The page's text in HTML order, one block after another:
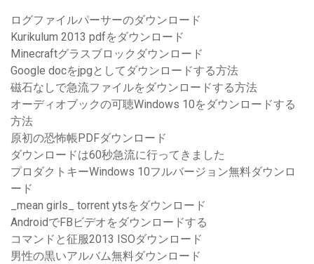
ログファイルパーサーのダウンロード
Kurikulum 2013 pdfをダウンロード
Minecraftグラスブロックダウンロード
Google docをjpgとしてダウンロードする方法
磁石なしで急流ファイルをダウンロードする方法
オーディオブックの可聴Windows 10をダウンロードする
方法
原初の恐怖帳PDFダウンロード
ダウンロードは60秒急流に行ってきました
プロダクトキーWindows 10フルバージョン無料ダウンロ
ード
_mean girls_ torrent ytsをダウンロード
AndroidでFBビデオをダウンロードする
コマンドと征服2013 ISOダウンロード
男性の黒いアルバム無料ダウンロード